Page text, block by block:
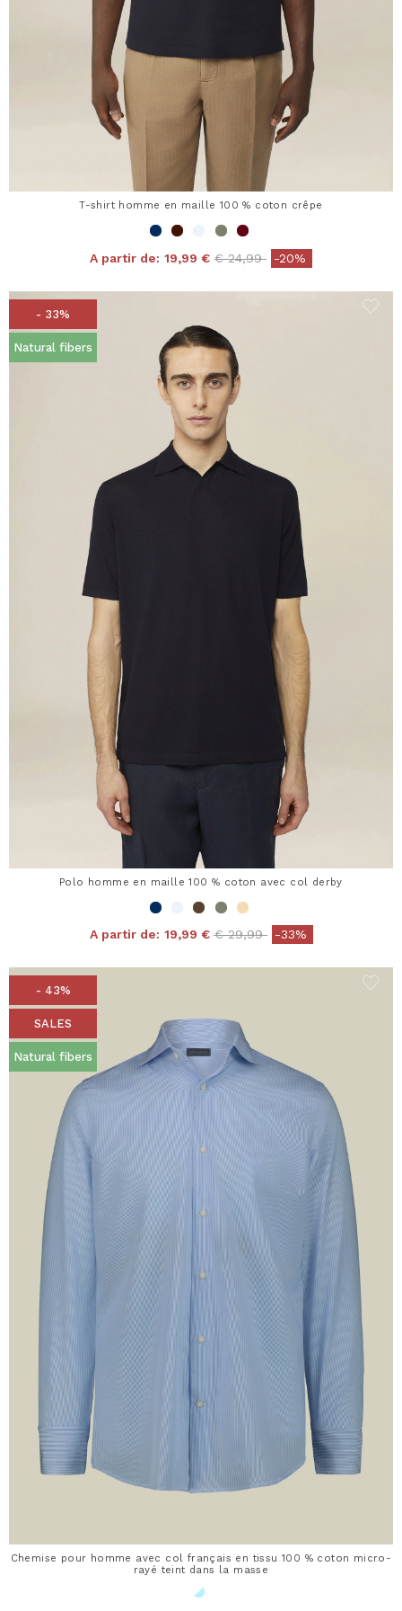
T-shirt homme en maille 100 % coton crêpe
A partir de: 19,99 € Price reduced from
€ 24,99to-20%
- 33%
Natural fibers
Polo homme en maille 100 % coton avec col derby
A partir de: 19,99 € Price reduced from
€ 29,99to-33%
- 43%
SALES
Natural fibers
Chemise pour homme avec col français en tissu 100 % coton micro-
rayé teint dans la masse